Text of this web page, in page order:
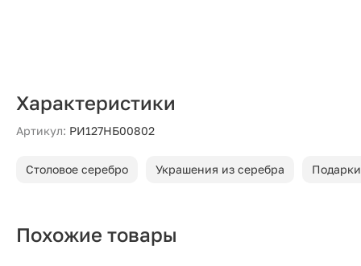
Характеристики
Артикул: РИ127НБ00802
Столовое серебро Украшения из серебра
Похожие товары